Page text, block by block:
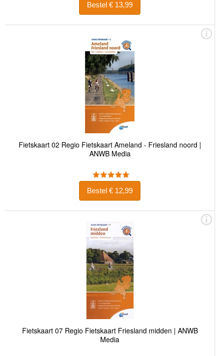
Bestel € 13,99
Fietskaart 02 Regio Fietskaart Ameland - Friesland noord |
ANWB Media
Bestel € 12,99
Fietskaart 07 Regio Fietskaart Friesland midden | ANWB
Media